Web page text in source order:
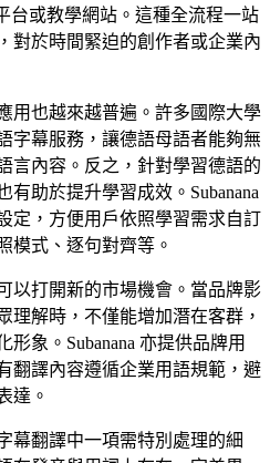
台或教學網站。這種全流程一站
對於時間緊迫的創作者或企業內
用也越來越普遍。許多國際大學
字幕服務，讓德語母語者能夠無
言內容。反之，針對學習德語的
助於提升學習成效。Subanana
定，方便用戶依照學習需求自訂
模式、逐句對齊等。
以打開新的市場機會。當品牌影
理解時，不僅能增加潛在客群，
象。Subanana 亦提供品牌用
翻譯內容遵循企業用語規範，避
達。
幕翻譯中一項需特別處理的細